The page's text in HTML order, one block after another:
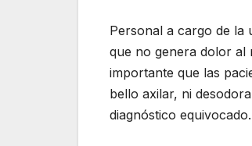
Personal a cargo de la
que no genera dolor al
importante que las
bello axilar, ni
diagnóstico equivocado.